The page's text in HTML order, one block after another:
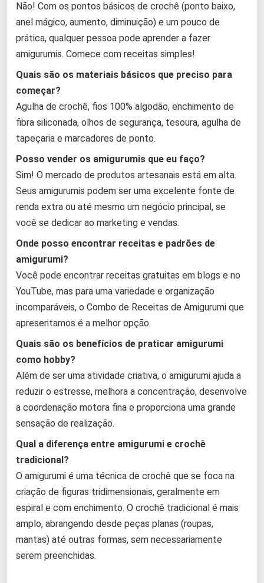
Não! Com os pontos básicos de crochê (ponto baixo,
anel mágico, aumento, diminuição) e um pouco de
prática, qualquer pessoa pode aprender a fazer
amigurumis. Comece com receitas simples!
Quais são os materiais básicos que preciso para
começar?
Agulha de crochê, fios 100% algodão, enchimento de
fibra siliconada, olhos de segurança, tesoura, agulha de
tapeçaria e marcadores de ponto.
Posso vender os amigurumis que eu faço?
Sim! O mercado de produtos artesanais está em alta.
Seus amigurumis podem ser uma excelente fonte de
renda extra ou até mesmo um negócio principal, se
você se dedicar ao marketing e vendas.
Onde posso encontrar receitas e padrões de
amigurumi?
Você pode encontrar receitas gratuitas em blogs e no
YouTube, mas para uma variedade e organização
incomparáveis, o Combo de Receitas de Amigurumi que
apresentamos é a melhor opção.
Quais são os benefícios de praticar amigurumi
como hobby?
Além de ser uma atividade criativa, o amigurumi ajuda a
reduzir o estresse, melhora a concentração, desenvolve
a coordenação motora fina e proporciona uma grande
sensação de realização.
Qual a diferença entre amigurumi e crochê
tradicional?
O amigurumi é uma técnica de crochê que se foca na
criação de figuras tridimensionais, geralmente em
espiral e com enchimento. O crochê tradicional é mais
amplo, abrangendo desde peças planas (roupas,
mantas) até outras formas, sem necessariamente
serem preenchidas.